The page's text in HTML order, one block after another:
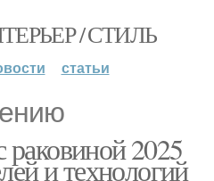
/ СТИЛЬ
статьи
2025
и технологий